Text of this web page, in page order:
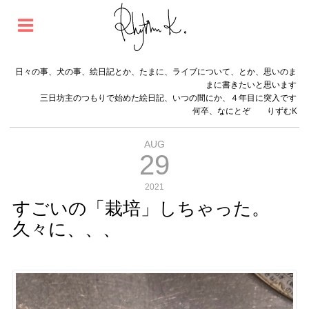
日々の事、犬の事、絵日記とか、たまに、ライブについて、とか、思いのま
まに書きたいと思います
三日坊主のつもりで始めた絵日記、いつの間にか、４年目に突入です
何卒、なにとぞ りずむK
AUG
29
2021
すごいの「栽培」しちゃった。
久々に、、、